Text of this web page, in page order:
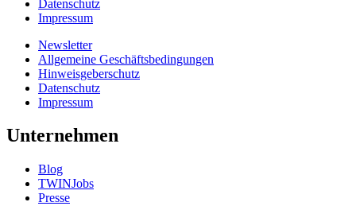
Datenschutz
Impressum
Newsletter
Allgemeine Geschäftsbedingungen
Hinweisgeberschutz
Datenschutz
Impressum
Unternehmen
Blog
TWINJobs
Presse